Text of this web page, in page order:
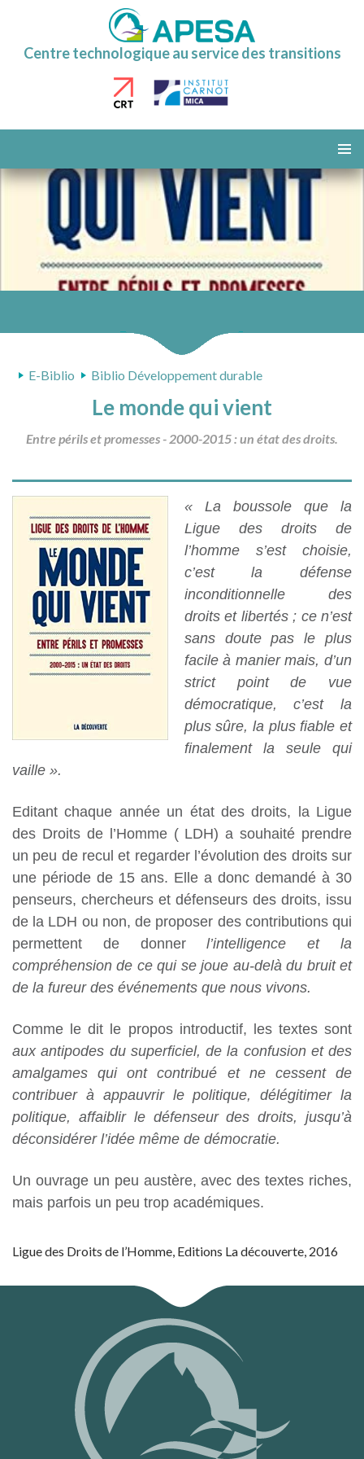
Centre technologique au service des transitions
MENU
AU
CONTENU
E-Biblio Biblio Développement durable
Le monde qui vient
Entre périls et promesses - 2000-2015 : un état des droits.
« La boussole que la
Ligue des droits de
l’homme s’est choisie,
c’est la défense
inconditionnelle des
droits et libertés ; ce n’est
sans doute pas le plus
facile à manier mais, d’un
strict point de vue
démocratique, c’est la
plus sûre, la plus fiable et
finalement la seule qui
vaille ».
Editant chaque année un état des droits, la Ligue
des Droits de l’Homme ( LDH) a souhaité prendre
un peu de recul et regarder l’évolution des droits sur
une période de 15 ans. Elle a donc demandé à 30
penseurs, chercheurs et défenseurs des droits, issu
de la LDH ou non, de proposer des contributions qui
permettent de donnerl’intelligence et la
compréhension de ce qui se joue au-delà du bruit et
de la fureur des événements que nous vivons.
Comme le dit le propos introductif, les textes sont
aux antipodes du superficiel, de la confusion et des
amalgames qui ont contribué et ne cessent de
contribuer à appauvrir le politique, délégitimer la
politique, affaiblir le défenseur des droits, jusqu’à
déconsidérer l’idée même de démocratie.
Un ouvrage un peu austère, avec des textes riches,
mais parfois un peu trop académiques.
Ligue des Droits de l’Homme, Editions La découverte, 2016